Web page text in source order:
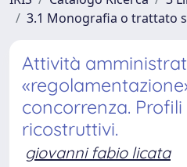
3.1 Monografia o trattato
Attività
concorrenza.
ricostruttivi.
giovanni fabio licata